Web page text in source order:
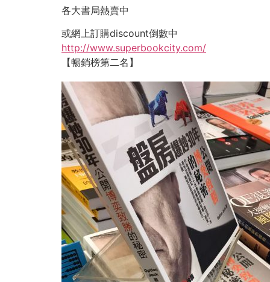
各大書局熱賣中
或網上訂購discount倒數中
http://www.superbookcity.com/
【暢銷榜第二名】